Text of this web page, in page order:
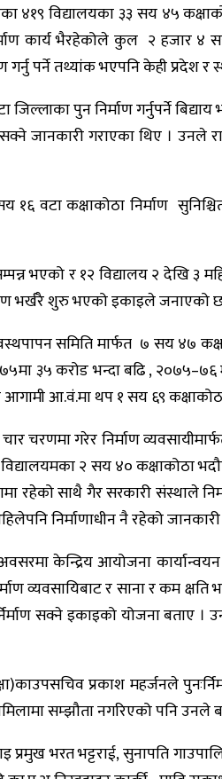
विद्यालयका ३३ सय ४५
कार्य भैरहेकोले कुल २ हजार ४ सय
पर्ने तथ्यांक भएपनि केही प्रदेश र
पुन निर्माण गर्नुपर्ने
जानकारी गराएका थिए । उनले
१६ वटा कक्षाकोठा निर्माण
भएको र १२ विद्यालय २ देखि
भर्खरै शुरु भएको इकाइले जनाएको
समिति मार्फत ७ सय ४७
३५ करोड भन्दा बढि ,
आ.वं.मा थप १ सय ६९
चरणमा गरेर निर्माण
२ सय ४० कक्षाकोठा
रहेको साथै गैर सरकारी संस्थाले
निर्माणाधीन नै रहेको
केन्द्रिय आयोजना
व्यवसायिबाट र साना र कम
सक्ने इकाइको योजना बताए
प्रकाश महर्जनले
सम्झौता नगरिएको पनि उनले
भरत भट्टराई, सुनापति